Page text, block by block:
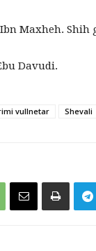
Maxheh.
Davudi.
vullnetar Shevali